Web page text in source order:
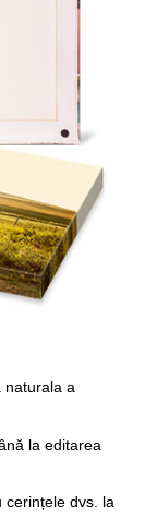
naturala a
la editarea
cerințele dvs. la